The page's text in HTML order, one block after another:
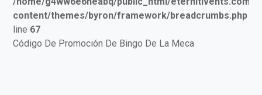
content/themes/byron/framework/breadcrumbs.php
line 67
Código De Promoción De Bingo De La Meca